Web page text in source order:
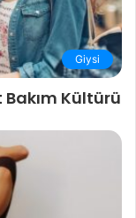
Giysi
Kültürü